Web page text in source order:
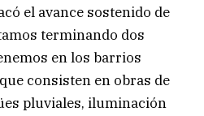
el avance sostenido de
terminando dos
en los barrios
consisten en obras de
pluviales, iluminación